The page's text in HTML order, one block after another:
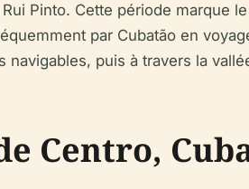
Pinto. Cette période marque
par Cubatão en
puis à travers la
Centro,